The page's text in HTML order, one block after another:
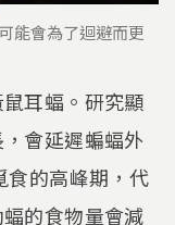
能會為了迴避而更
耳蝠。研究顯
會延遲蝙蝠外
食的高峰期，代
的食物量會減